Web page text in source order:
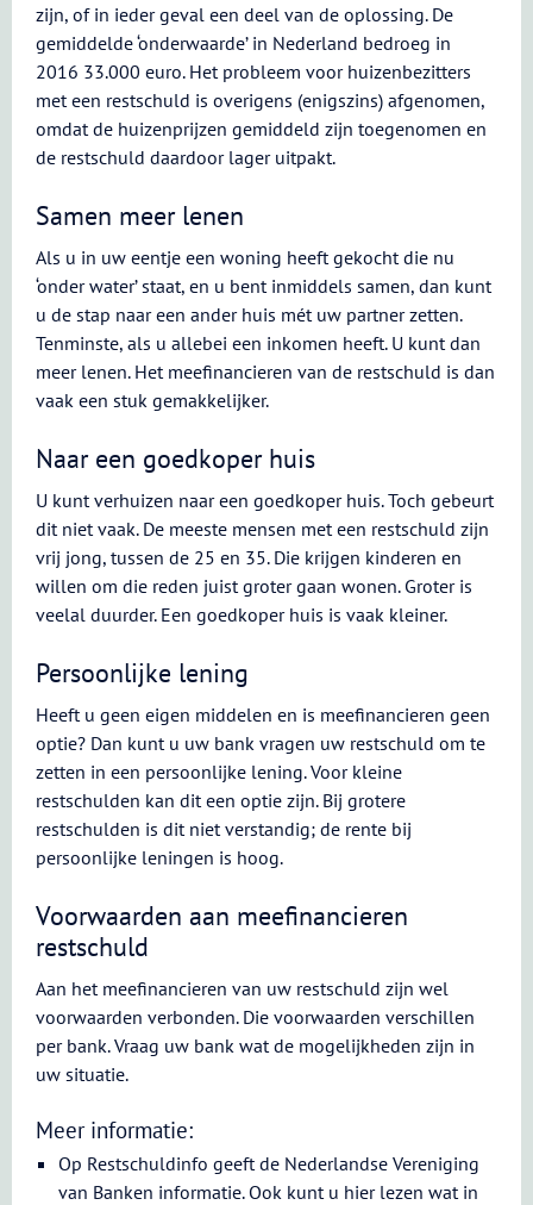
zijn, of in ieder geval een deel van de oplossing. De
gemiddelde ‘onderwaarde’ in Nederland bedroeg in
2016 33.000 euro. Het probleem voor huizenbezitters
met een restschuld is overigens (enigszins) afgenomen,
omdat de huizenprijzen gemiddeld zijn toegenomen en
de restschuld daardoor lager uitpakt.
Samen meer lenen
Als u in uw eentje een woning heeft gekocht die nu
‘onder water’ staat, en u bent inmiddels samen, dan kunt
u de stap naar een ander huis mét uw partner zetten.
Tenminste, als u allebei een inkomen heeft. U kunt dan
meer lenen. Het meefinancieren van de restschuld is dan
vaak een stuk gemakkelijker.
Naar een goedkoper huis
U kunt verhuizen naar een goedkoper huis. Toch gebeurt
dit niet vaak. De meeste mensen met een restschuld zijn
vrij jong, tussen de 25 en 35. Die krijgen kinderen en
willen om die reden juist groter gaan wonen. Groter is
veelal duurder. Een goedkoper huis is vaak kleiner.
Persoonlijke lening
Heeft u geen eigen middelen en is meefinancieren geen
optie? Dan kunt u uw bank vragen uw restschuld om te
zetten in een persoonlijke lening. Voor kleine
restschulden kan dit een optie zijn. Bij grotere
restschulden is dit niet verstandig; de rente bij
persoonlijke leningen is hoog.
Voorwaarden aan meefinancieren
restschuld
Aan het meefinancieren van uw restschuld zijn wel
voorwaarden verbonden. Die voorwaarden verschillen
per bank. Vraag uw bank wat de mogelijkheden zijn in
uw situatie.
Meer informatie:
Op Restschuldinfo geeft de Nederlandse Vereniging
van Banken informatie. Ook kunt u hier lezen wat in